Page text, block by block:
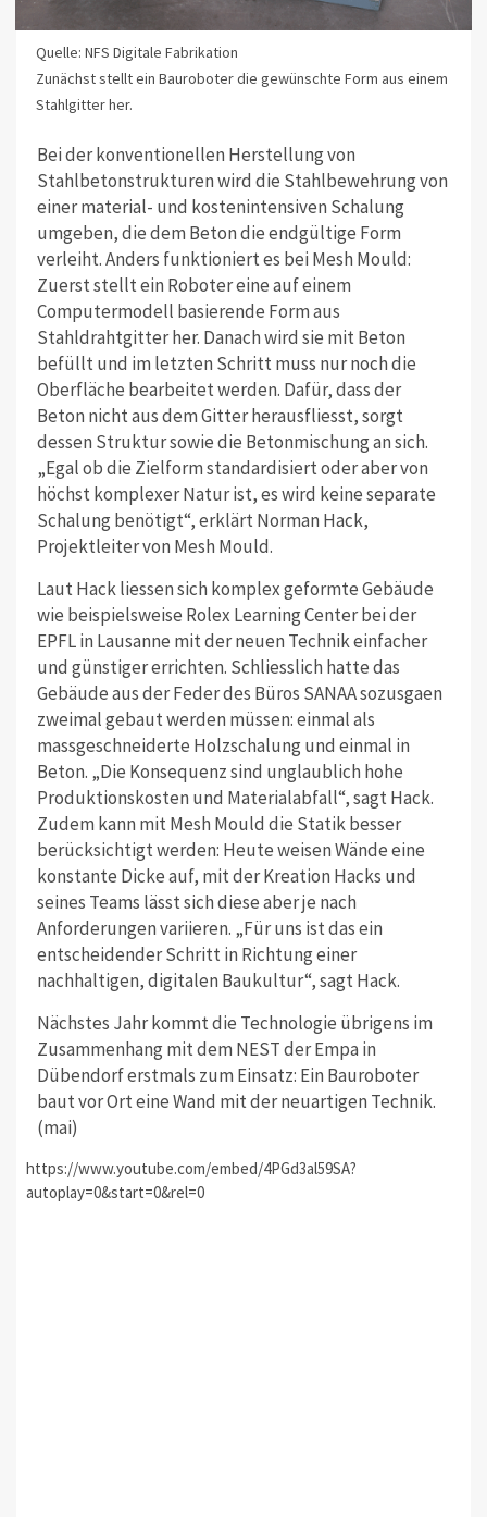
Quelle: NFS Digitale Fabrikation
Zunächst stellt ein Bauroboter die gewünschte Form aus einem
Stahlgitter her.
Bei der konventionellen Herstellung von
Stahlbetonstrukturen wird die Stahlbewehrung von
einer material- und kostenintensiven Schalung
umgeben, die dem Beton die endgültige Form
verleiht. Anders funktioniert es bei Mesh Mould:
Zuerst stellt ein Roboter eine auf einem
Computermodell basierende Form aus
Stahldrahtgitter her. Danach wird sie mit Beton
befüllt und im letzten Schritt muss nur noch die
Oberfläche bearbeitet werden. Dafür, dass der
Beton nicht aus dem Gitter herausfliesst, sorgt
dessen Struktur sowie die Betonmischung an sich.
„Egal ob die Zielform standardisiert oder aber von
höchst komplexer Natur ist, es wird keine separate
Schalung benötigt“, erklärt Norman Hack,
Projektleiter von Mesh Mould.
Laut Hack liessen sich komplex geformte Gebäude
wie beispielsweise Rolex Learning Center bei der
EPFL in Lausanne mit der neuen Technik einfacher
und günstiger errichten. Schliesslich hatte das
Gebäude aus der Feder des Büros SANAA sozusgaen
zweimal gebaut werden müssen: einmal als
massgeschneiderte Holzschalung und einmal in
Beton. „Die Konsequenz sind unglaublich hohe
Produktionskosten und Materialabfall“, sagt Hack.
Zudem kann mit Mesh Mould die Statik besser
berücksichtigt werden: Heute weisen Wände eine
konstante Dicke auf, mit der Kreation Hacks und
seines Teams lässt sich diese aber je nach
Anforderungen variieren. „Für uns ist das ein
entscheidender Schritt in Richtung einer
nachhaltigen, digitalen Baukultur“, sagt Hack.
Nächstes Jahr kommt die Technologie übrigens im
Zusammenhang mit dem NEST der Empa in
Dübendorf erstmals zum Einsatz: Ein Bauroboter
baut vor Ort eine Wand mit der neuartigen Technik.
(mai)
https://www.youtube.com/embed/4PGd3al59SA?
autoplay=0&start=0&rel=0